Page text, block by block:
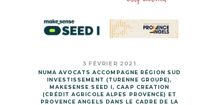
3 FÉVRIER 2021
NUMA AVOCATS ACCOMPAGNE RÉGION SUD
INVESTISSEMENT (TURENNE GROUPE),
MAKESENSE SEED I, CAAP CREATION
(CRÉDIT AGRICOLE ALPES PROVENCE) ET
PROVENCE ANGELS DANS LE CADRE DE LA